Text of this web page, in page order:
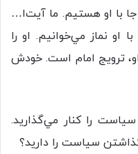
جا با او هستيم. ما آيت‌ا…
او نماز مي‌خوانيم. او را
ترويج امام است. خودش
را كنار مي‌گذاريد.
سياست را داريد؟